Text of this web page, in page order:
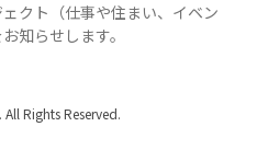
クト（仕事や住まい、イベン
知らせします。
All Rights Reserved.